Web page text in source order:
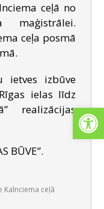
ceļā no
ceļa posmā
ietves izbūve
ielas līdz
realizācijas
BŪVE”.
Kalnciema ceļā